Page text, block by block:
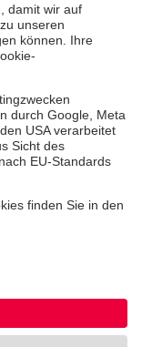
Barrierefreiheit